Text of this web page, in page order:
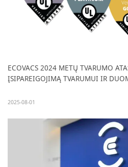
ECOVACS 2024 METŲ TVARUMO
ĮSIPAREIGOJIMĄ TVARUMUI IR
2025-08-01